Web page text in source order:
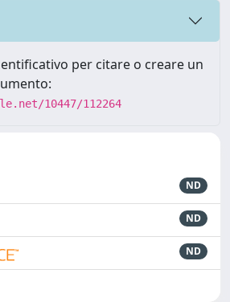
per citare o creare un
10447/112264
ND
ND
ND